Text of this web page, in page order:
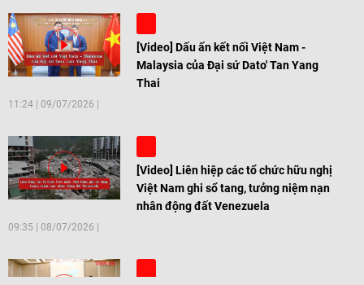
[Video] Dấu ấn kết nối Việt Nam -
Malaysia của Đại sứ Dato' Tan Yang
Thai
11:24 09/07/2026
[Video] Liên hiệp các tổ chức hữu nghị
Việt Nam ghi sổ tang, tưởng niệm nạn
nhân động đất Venezuela
09:35 08/07/2026